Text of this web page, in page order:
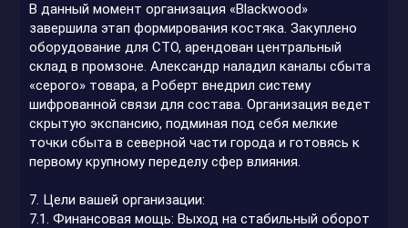
В данный момент организация «Blackwood»
завершила этап формирования костяка. Закуплено
оборудование для СТО, арендован центральный
склад в промзоне. Александр наладил каналы сбыта
«серого» товара, а Роберт внедрил систему
шифрованной связи для состава. Организация ведет
скрытую экспансию, подминая под себя мелкие
точки сбыта в северной части города и готовясь к
первому крупному переделу сфер влияния.
7. Цели вашей организации:
7.1. Финансовая мощь: Выход на стабильный оборот